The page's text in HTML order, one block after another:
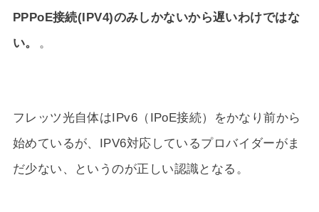
PPPoE接続(IPV4)のみしかないから遅いわけではな
い。
。
フレッツ光自体はIPv6（IPoE接続）をかなり前から
始めているが、IPV6対応しているプロバイダーがま
だ少ない、というのが正しい認識となる。